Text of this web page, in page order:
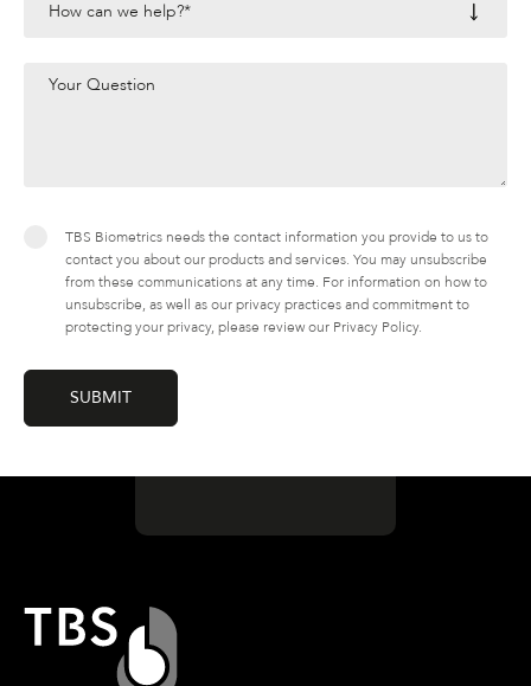
TBS Biometrics needs the contact information you provide to us to
contact you about our products and services. You may unsubscribe
from these communications at any time. For information on how to
unsubscribe, as well as our privacy practices and commitment to
protecting your privacy, please review our Privacy Policy.